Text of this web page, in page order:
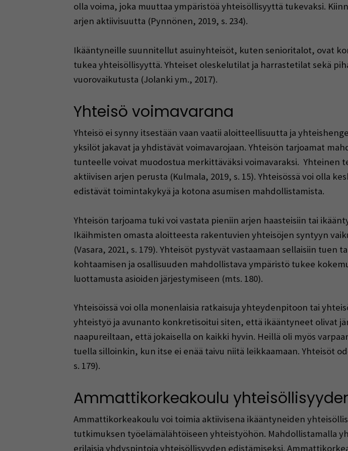
olla voima, joka muuttaa ympäristöä yhteisöllisyyttä tukevaksi.
arjen aktiivisuutta (Pynnönen, 2019, s. 234).
Ikääntyneille suunnitellut asuinyhteisöt, kuten senioritalot, ovat
tukea yhteisöllisyyttä. Yhteiset oleskelutilat ja harrastetilat sekä
vuorovaikutusta (Jolanki ym., 2017).
Yhteisö voimavarana
Yhteisö ei synny itsestään vaan vaatii aloitteellisuutta ja
yksilöt jakavat ja yhdistävät voimavarojaan. Yhteisön tarjoamat
tunteelle voivat muodostua merkittäväksi voimavaraksi. Yhteinen
aktiivisen arjen perusta (Kulmala, 2019, s. 15). Yhteisössä voi olla
edistävät toimintakykyä ja kotona asumisen mahdollistamista.
Yhteisön tarjoama tuki voi vastata pieniin arjen haasteisiin tai
Ikäihmisten omasta aloitteesta rakentuvien yhteisöjen syntyyn
(Vasara, 2021, s. 179). Yhteisöt pystyvät vastaamaan sellaisiin
kohtaamisen ja osallisuuden mahdollistava ympäristö tukee
luottamusta asioiden järjestymiseen (mts. 180).
Yhteisöissä voi olla monenlaisia ratkaisuja yhteydenpitoon tai
yhteistyö ja avunanto konkretisoitui siten, että ikääntyneet olivat
naapureiltaan, että jokaisella on kaikki hyvin. Heillä oli myös
tuella silloinkin, kun itse ei enää taivu niitä leikkaamaan. Yhteisöt
s. 179).
Ammattikorkeakoulu
Ammattikorkeakoulu voi toimia aktiivisena ikääntyneiden
tutkimuksen työelämälähtöiseen yhteistyöhön. Mahdollistamalla
erilaisia yhdyspintoja yhteisöllisyyden edistämiseksi.